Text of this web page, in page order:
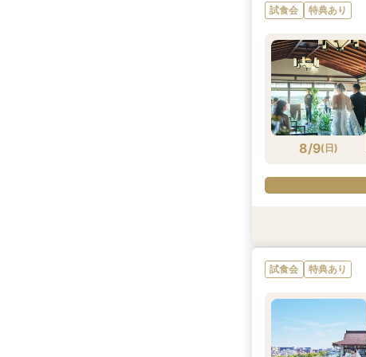
8/8(土)
8/8(土)
8/8(土)
8/8(土)
8/8(土)
8/8(土)
試食会 特典あり
8/9( 日)
試食会 特典あり